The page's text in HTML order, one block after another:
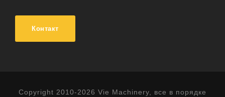
Контакт
Copyright 2010-2026 Vie Machinery, все в порядке